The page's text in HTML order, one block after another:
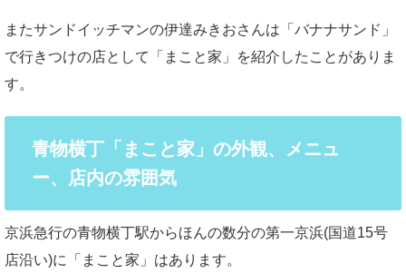
またサンドイッチマンの伊達みきおさんは「バナナサンド」
で行きつけの店として「まこと家」を紹介したことがありま
す。
青物横丁「まこと家」の外観、メニュ
ー、店内の雰囲気
京浜急行の青物横丁駅からほんの数分の第一京浜(国道15号
店沿い)に「まこと家」はあります。